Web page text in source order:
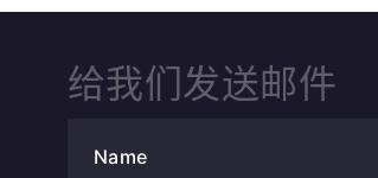
给我们发送邮件
Name